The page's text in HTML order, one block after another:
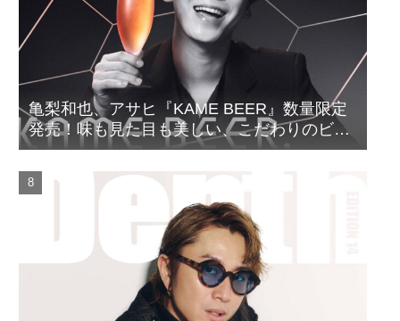
亀梨和也、アサヒ『KAME BEER』数量限定
発売！味も見た目も美しい、こだわりのビー
ルがついに完成